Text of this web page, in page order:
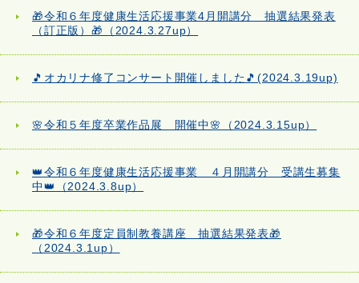
🎁令和６年度健康生活応援事業4月開講分 抽選結果発表
（訂正版）🎁（2024.3.27up）
🎵オカリナ修了コンサート開催しました🎵(2024.3.19up)
🌸令和５年度卒業作品展 開催中🌸（2024.3.15up）
👑令和６年度健康生活応援事業 ４月開講分 受講生募集
中👑（2024.3.8up）
🎁令和６年度定員制教養講座 抽選結果発表🎁
（2024.3.1up）